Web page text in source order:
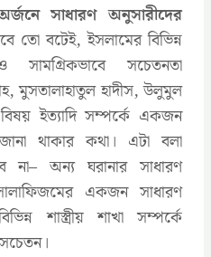
সাধারণ অনুসারীদের
তো বটেই, ইসলামের বিভিন্ন
সামগ্রিকভাবে সচেতনতা
মুসতালাহাতুল হাদীস, উলুমুল
ইত্যাদি সম্পর্কে একজন
থাকার কথা। এটা বলা
না– অন্য ঘরানার সাধারণ
একজন সাধারণ
শাস্ত্রীয় শাখা সম্পর্কে